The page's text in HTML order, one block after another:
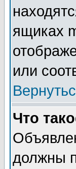
ящиках
или
Что
должны